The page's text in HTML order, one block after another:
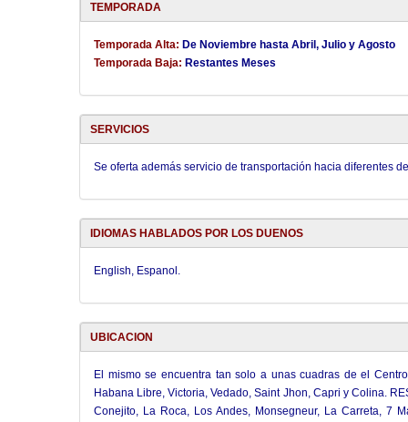
TEMPORADA
Temporada Alta: De Noviembre hasta Abril, Julio y Agosto
Temporada Baja: Restantes Meses
SERVICIOS
Se oferta además servicio de transportación hacia diferentes
IDIOMAS HABLADOS POR LOS DUENOS
English, Espanol.
UBICACION
El mismo se encuentra tan solo a unas cuadras de el
Habana Libre, Victoria, Vedado, Saint Jhon, Capri y Colina.
Conejito, La Roca, Los Andes, Monsegneur, La Carreta, 7